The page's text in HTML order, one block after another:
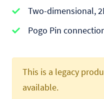
Two-dimensional,
Pogo Pin
This is a legacy
available.